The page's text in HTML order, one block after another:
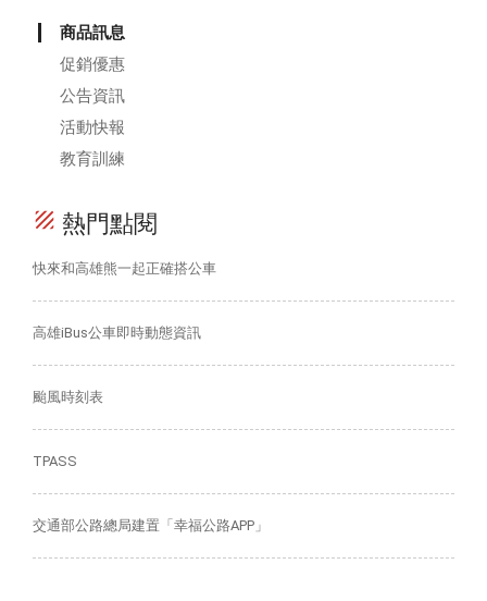
商品訊息
促銷優惠
公告資訊
活動快報
教育訓練
texture 熱門點閱
快來和高雄熊一起正確搭公車
高雄iBus公車即時動態資訊
颱風時刻表
TPASS
交通部公路總局建置「幸福公路APP」